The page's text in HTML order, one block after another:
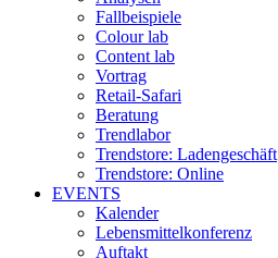
Fallbeispiele
Colour lab
Content lab
Vortrag
Retail-Safari
Beratung
Trendlabor
Trendstore: Ladengeschäft
Trendstore: Online
EVENTS
Kalender
Lebensmittelkonferenz
Auftakt